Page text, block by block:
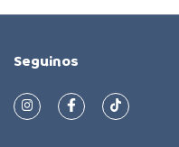
Seguinos